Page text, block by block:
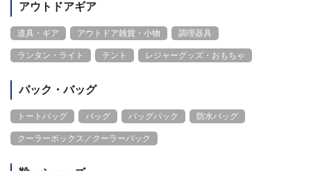
アウトドアギア
道具・ギア アウトドア雑貨・小物 調理器具
ランタン・ライト テント レジャーグッズ・おもちゃ
パック・バッグ
トートバッグ バッグ バッグパック 防水バッグ
クーラーボックス／クーラーバック